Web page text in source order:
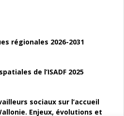
régionales 2026-2031
de l’ISADF 2025
sociaux sur l’accueil
Enjeux, évolutions et